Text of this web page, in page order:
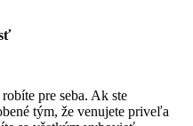
pre seba. Ak ste
tým, že venujete priveľa